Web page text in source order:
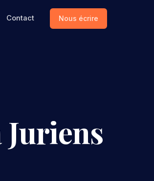
Contact Nous écrire